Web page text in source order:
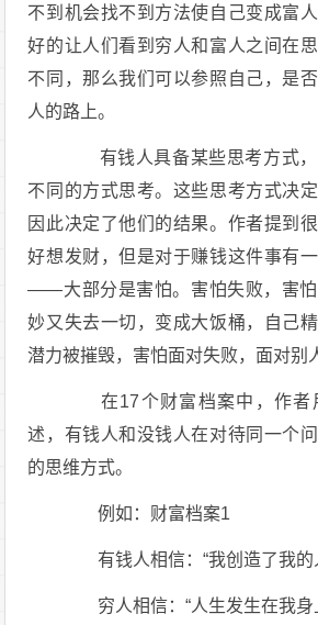
不到机会找不到方法使自己变成富
好的让人们看到穷人和富人之间在
不同，那么我们可以参照自己，是
人的路上。
有钱人具备某些思考方式，
不同的方式思考。这些思考方式决
因此决定了他们的结果。作者提到
好想发财，但是对于赚钱这件事有
——大部分是害怕。害怕失败，害
妙又失去一切，变成大饭桶，自己
潜力被摧毁，害怕面对失败，面对别
在17个财富档案中，作者
述，有钱人和没钱人在对待同一个
的思维方式。
例如：财富档案1
有钱人相信：“我创造了我的
穷人相信：“人生发生在我身